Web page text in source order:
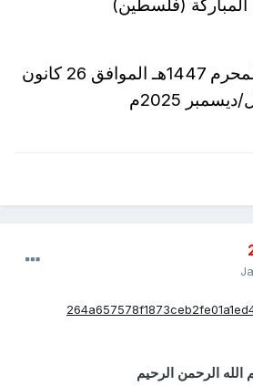
(فلسطين)
الجمعة، 06 رجب المحرم 1447هـ الموافق 26 كانون
2025م
الله الرحمن الرحيم